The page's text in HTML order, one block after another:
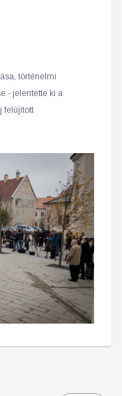
történelmi
- jelentette ki a
felújított